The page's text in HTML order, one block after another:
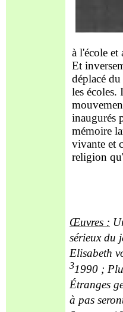
à l'école
Et
déplacé
les écoles.
inaugurés
mémoire
vivante et
religion
Œuvres :
sérieux du
Elisabeth
31990 ;
Étranges
à pas